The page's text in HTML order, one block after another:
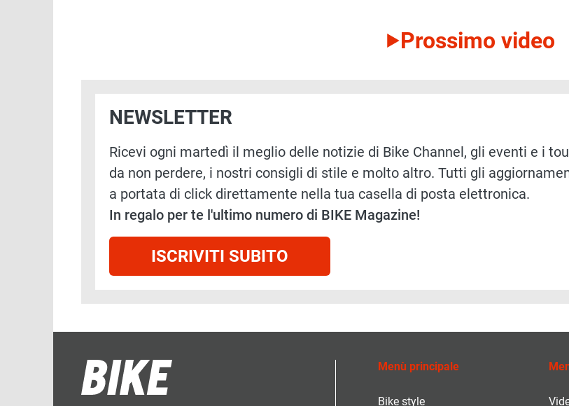
Prossimo video
NEWSLETTER
Ricevi ogni martedì il meglio delle notizie di Bike Channel, gli eventi e i
da non perdere, i nostri consigli di stile e molto altro. Tutti gli
a portata di click direttamente nella tua casella di posta elettronica.
In regalo per te l'ultimo numero di BIKE Magazine!
ISCRIVITI SUBITO
Menù principale
Bike style